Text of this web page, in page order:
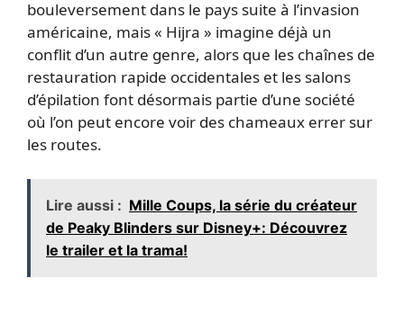
bouleversement dans le pays suite à l’invasion
américaine, mais « Hijra » imagine déjà un
conflit d’un autre genre, alors que les chaînes de
restauration rapide occidentales et les salons
d’épilation font désormais partie d’une société
où l’on peut encore voir des chameaux errer sur
les routes.
Lire aussi : Mille Coups, la série du créateur
de Peaky Blinders sur Disney+: Découvrez
le trailer et la trama!